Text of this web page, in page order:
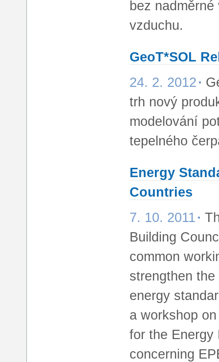
bez
vzduchu.
GeoT*SOL
24. 2. 2012
trh nový
modelování
tepelného
Energy
Countries
7. 10. 2011
Building
common
strengthen
energy
a workshop
for the Energy
concerning